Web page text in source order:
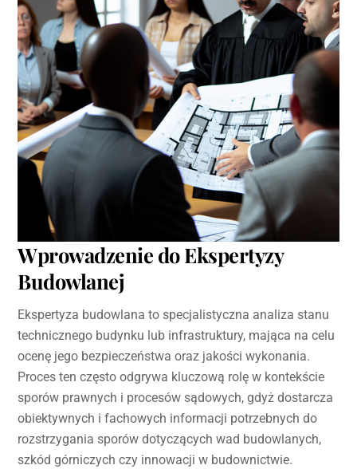
Wprowadzenie do Ekspertyzy
Budowlanej
Ekspertyza budowlana to specjalistyczna analiza stanu
technicznego budynku lub infrastruktury, mająca na celu
ocenę jego bezpieczeństwa oraz jakości wykonania.
Proces ten często odgrywa kluczową rolę w kontekście
sporów prawnych i procesów sądowych, gdyż dostarcza
obiektywnych i fachowych informacji potrzebnych do
rozstrzygania sporów dotyczących wad budowlanych,
szkód górniczych czy innowacji w budownictwie.